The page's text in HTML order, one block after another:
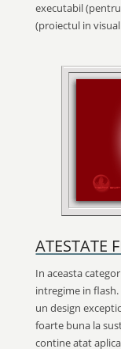
executabil
(proiectul in
ATESTATE
In aceasta
intregime in
un design
foarte buna la
contine atat